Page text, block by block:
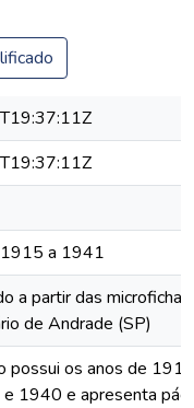
a 1941
a partir das
de Andrade (SP)
possui os anos de
1940 e apresenta